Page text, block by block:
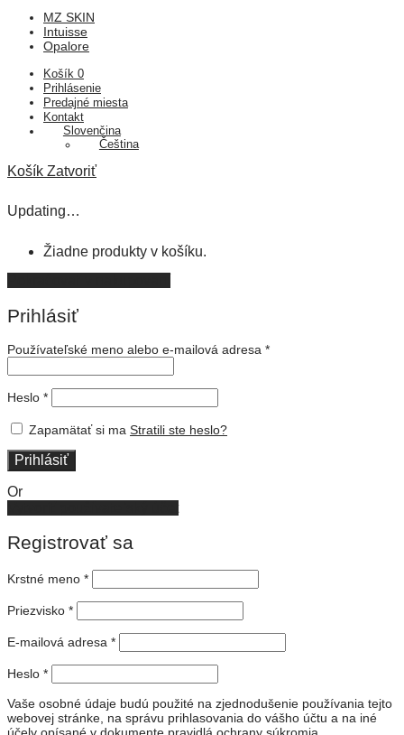
MZ SKIN
Intuisse
Opalore
Košík 0
Prihlásenie
Predajné miesta
Kontakt
Slovenčina
Čeština
Košík Zatvoriť
Updating…
Žiadne produkty v košíku.
Prihlásiť
Používateľské meno alebo e-mailová adresa *
Heslo *
Zapamätať si ma Stratili ste heslo?
Prihlásiť
Or
Registrovať sa
Krstné meno *
Priezvisko *
E-mailová adresa *
Heslo *
Vaše osobné údaje budú použité na zjednodušenie používania tejto
webovej stránke, na správu prihlasovania do vášho účtu a na iné